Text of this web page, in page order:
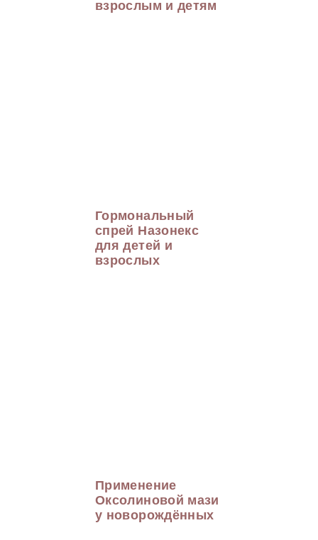
взрослым и детям
Гормональный
спрей Назонекс
для детей и
взрослых
Применение
Оксолиновой мази
у новорождённых